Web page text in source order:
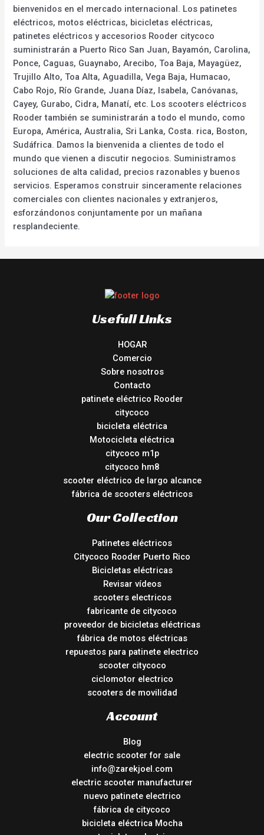
bienvenidos en el mercado internacional. Los patinetes
eléctricos, motos eléctricas, bicicletas eléctricas,
patinetes eléctricos y accesorios Rooder citycoco
suministrarán a Puerto Rico San Juan, Bayamón, Carolina,
Ponce, Caguas, Guaynabo, Arecibo, Toa Baja, Mayagüez,
Trujillo Alto, Toa Alta, Aguadilla, Vega Baja, Humacao,
Cabo Rojo, Río Grande, Juana Díaz, Isabela, Canóvanas,
Cayey, Gurabo, Cidra, Manatí, etc. Los scooters eléctricos
Rooder también se suministrarán a todo el mundo, como
Europa, América, Australia, Sri Lanka, Costa. rica, Boston,
Sudáfrica. Damos la bienvenida a clientes de todo el
mundo que vienen a discutir negocios. Suministramos
soluciones de alta calidad, precios razonables y buenos
servicios. Esperamos construir sinceramente relaciones
comerciales con clientes nacionales y extranjeros,
esforzándonos conjuntamente por un mañana
resplandeciente.
Usefull Links
HOGAR
Comercio
Sobre nosotros
Contacto
patinete eléctrico Rooder
citycoco
bicicleta eléctrica
Motocicleta eléctrica
citycoco m1p
citycoco hm8
scooter eléctrico de largo alcance
fábrica de scooters eléctricos
Our Collection
Patinetes eléctricos
Citycoco Rooder Puerto Rico
Bicicletas eléctricas
Revisar vídeos
scooters electricos
fabricante de citycoco
proveedor de bicicletas eléctricas
fábrica de motos eléctricas
repuestos para patinete electrico
scooter citycoco
ciclomotor electrico
scooters de movilidad
Account
Blog
electric scooter for sale
info@zarekjoel.com
electric scooter manufacturer
nuevo patinete electrico
fábrica de citycoco
bicicleta eléctrica Mocha